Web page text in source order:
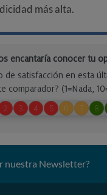
más alta.
nuestra Newsletter?